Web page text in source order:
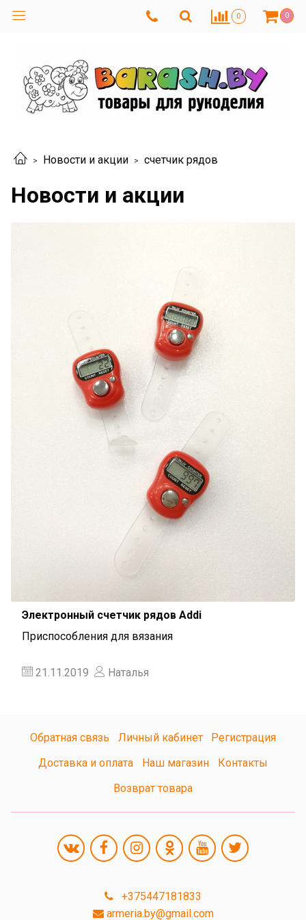
0 0
Новости и акции счетчик рядов
Новости и акции
Электронный счетчик рядов Addi
Приспособления для вязания
21.11.2019 Наталья
Обратная связь Личный кабинет
Регистрация
Доставка и оплата
Наш магазин
Контакты
Возврат товара
+375447181833
armeria.by@gmail.com